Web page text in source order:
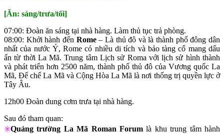
[Ăn: sáng/trưa/tối]
07:00: Đoàn ăn sáng tại nhà hàng. Làm thủ tục trả phòng.
08:00: Khởi hành đến Rome– Là thủ đô và là thành phố đông dân
nhất của nước Ý, Rome có nhiều di tích và bảo tàng cổ mang dấu
ấn từ thời La Mã. Trung tâm Lịch sử Roma với lịch sử hình thành
và phát triển hơn 2500 năm, thành phố thủ đô của Vương quốc La
Mã, Đế chế La Mã và Cộng Hòa La Mã là nơi thống trị quyền lực ở
Tây Âu.
12h00 Đoàn dung cơm trưa tại nhà hàng.
Sau đó tham quan:
✳️Quảng trường La Mã Roman Forum là khu trung tâm hành